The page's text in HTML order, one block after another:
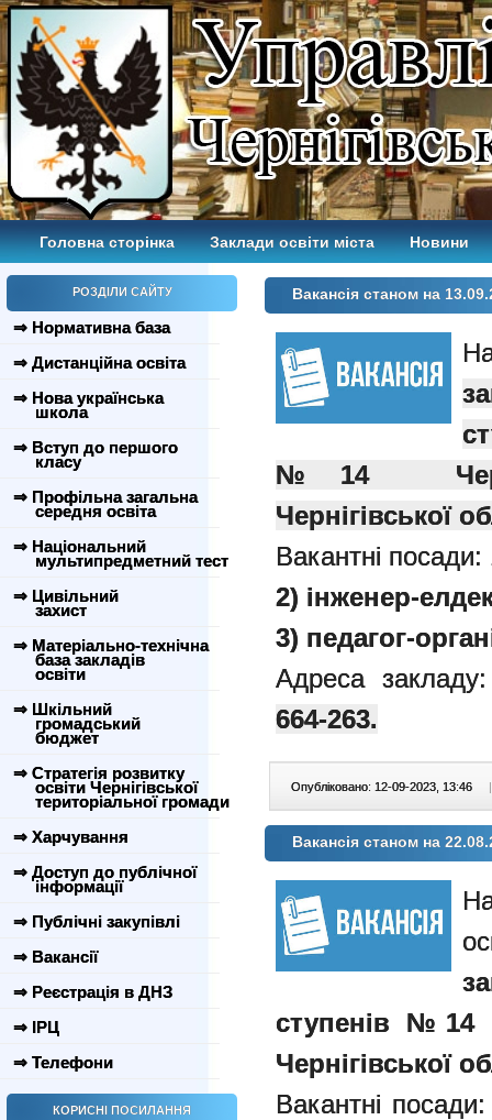
Головна сторінка Заклади освіти міста Новини
РОЗДІЛИ САЙТУ
⇒ Нормативна база
⇒ Дистанційна освіта
⇒ Нова українська
школа
⇒ Вступ до першого
класу
⇒ Профільна загальна
середня освіта
⇒ Національний
мультипредметний тест
⇒ Цивільний
захист
⇒ Матеріально-технічна
база закладів
освіти
⇒ Шкільний
громадський
бюджет
⇒ Стратегія розвитку
освіти Чернігівської
територіальної громади
⇒ Харчування
⇒ Доступ до публічної
інформації
⇒ Публічні закупівлі
⇒ Вакансії
⇒ Реєстрація в ДНЗ
⇒ ІРЦ
⇒ Телефони
КОРИСНІ ПОСИЛАННЯ
Вакансія станом на
№14
Чернігівської
Вакантні
2) інженер-
3) педагог-
Адреса закладу:
664-263.
Опубліковано: 12-09-2023, 13:46 |
Вакансія станом на
ступенів №14
Чернігівської
Вакантні